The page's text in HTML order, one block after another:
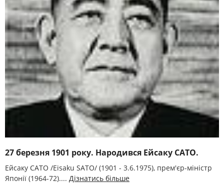
27 березня 1901 року. Народився Ейсаку САТО.
Ейсаку САТО /Eisaku SATO/ (1901 - 3.6.1975), прем'єр-міністр
Японії (1964-72).... Дізнатись більше